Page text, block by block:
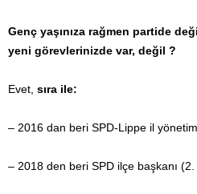
Genç yaşınıza rağmen partide
yeni görevlerinizde var, değil ?
Evet, sıra ile:
– 2016 dan beri SPD-Lippe il
– 2018 den beri SPD ilçe başkanı